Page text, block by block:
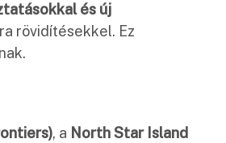
és új
rövidítésekkel. Ez
, a North Star Island